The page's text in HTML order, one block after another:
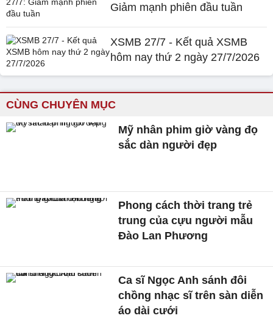
Giảm mạnh phiên đầu tuần
XSMB 27/7 - Kết quả XSMB
hôm nay thứ 2 ngày 27/7/2026
CÙNG CHUYÊN MỤC
Mỹ nhân phim giờ vàng đọ
sắc dàn người đẹp
Phong cách thời trang trẻ
trung của cựu người mẫu
Đào Lan Phương
Ca sĩ Ngọc Anh sánh đôi
chồng nhạc sĩ trên sàn diễn
áo dài cưới